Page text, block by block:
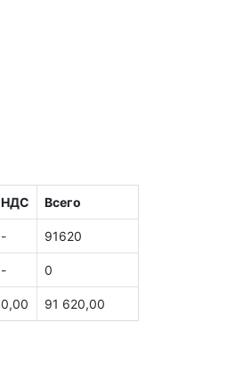
НДС Всего
- 91620
- 0
0,00 91 620,00